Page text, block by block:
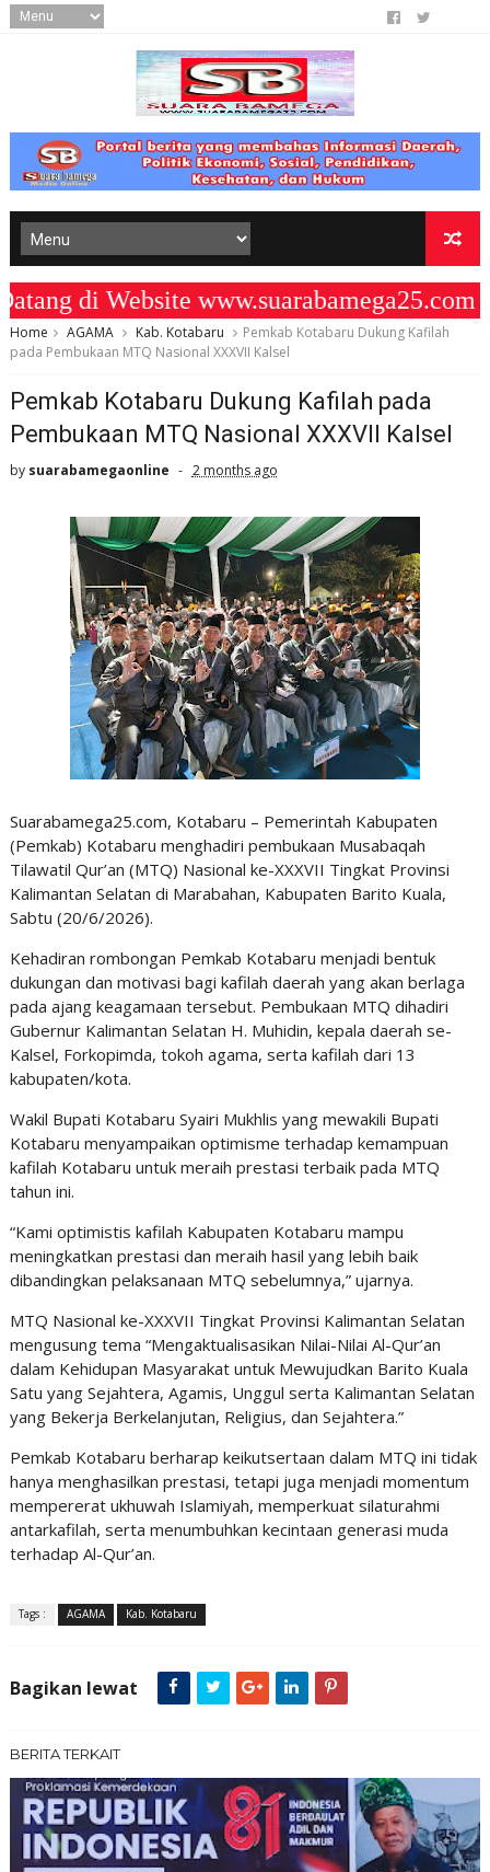
di Website www.suarabamega25.com "
Home AGAMA Kab. Kotabaru
Pemkab Kotabaru Dukung Kafilah
pada Pembukaan MTQ Nasional XXXVII Kalsel
Pemkab Kotabaru Dukung Kafilah pada
Pembukaan MTQ Nasional XXXVII Kalsel
by suarabamegaonline 2 months ago
Suarabamega25.com, Kotabaru – Pemerintah Kabupaten
(Pemkab) Kotabaru menghadiri pembukaan Musabaqah
Tilawatil Qur’an (MTQ) Nasional ke-XXXVII Tingkat Provinsi
Kalimantan Selatan di Marabahan, Kabupaten Barito Kuala,
Sabtu (20/6/2026).
Kehadiran rombongan Pemkab Kotabaru menjadi bentuk
dukungan dan motivasi bagi kafilah daerah yang akan berlaga
pada ajang keagamaan tersebut. Pembukaan MTQ dihadiri
Gubernur Kalimantan Selatan H. Muhidin, kepala daerah se-
Kalsel, Forkopimda, tokoh agama, serta kafilah dari 13
kabupaten/kota.
Wakil Bupati Kotabaru Syairi Mukhlis yang mewakili Bupati
Kotabaru menyampaikan optimisme terhadap kemampuan
kafilah Kotabaru untuk meraih prestasi terbaik pada MTQ
tahun ini.
“Kami optimistis kafilah Kabupaten Kotabaru mampu
meningkatkan prestasi dan meraih hasil yang lebih baik
dibandingkan pelaksanaan MTQ sebelumnya,” ujarnya.
MTQ Nasional ke-XXXVII Tingkat Provinsi Kalimantan Selatan
mengusung tema “Mengaktualisasikan Nilai-Nilai Al-Qur’an
dalam Kehidupan Masyarakat untuk Mewujudkan Barito Kuala
Satu yang Sejahtera, Agamis, Unggul serta Kalimantan Selatan
yang Bekerja Berkelanjutan, Religius, dan Sejahtera.”
Pemkab Kotabaru berharap keikutsertaan dalam MTQ ini tidak
hanya menghasilkan prestasi, tetapi juga menjadi momentum
mempererat ukhuwah Islamiyah, memperkuat silaturahmi
antarkafilah, serta menumbuhkan kecintaan generasi muda
terhadap Al-Qur’an.
Tags : AGAMA Kab. Kotabaru
Bagikan lewat
BERITA TERKAIT